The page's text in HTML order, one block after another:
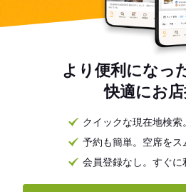
より便利になっ
快適にお店
クイックな現在地検索
予約も簡単。空席をス
会員登録なし。すぐに